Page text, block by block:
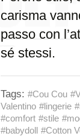
carisma
passo con
sé stessi.
Tags: #Cou Cou
Valentino #lingerie
#comfort #stile
#babydoll #Cotton